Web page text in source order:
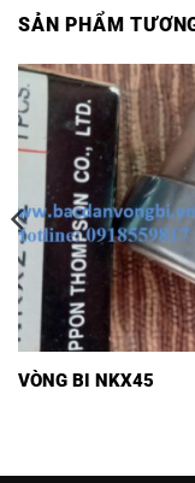
SẢN PHẨM
VÒNG BI NKX45